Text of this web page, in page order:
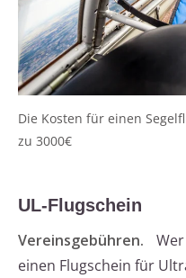
Die Kosten für einen
zu 3000€
UL-Flugschein
Vereinsgebühren.
einen Flugschein für